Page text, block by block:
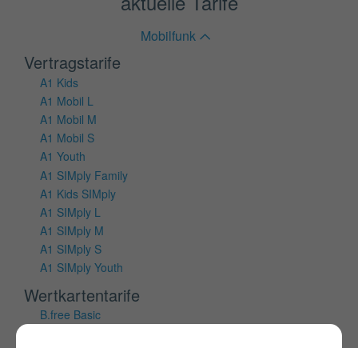
Mobilfunk
Vertragstarife
A1 Kids
A1 Mobil L
A1 Mobil M
A1 Mobil S
A1 Youth
A1 SIMply Family
A1 Kids SIMply
A1 SIMply L
A1 SIMply M
A1 SIMply S
A1 SIMply Youth
Wertkartentarife
B.free Basic